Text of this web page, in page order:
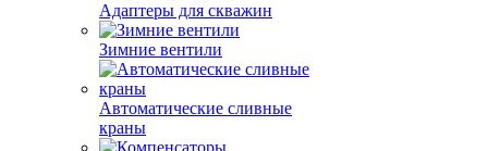
Адаптеры для скважин
Зимние вентили
Автоматические сливные
краны